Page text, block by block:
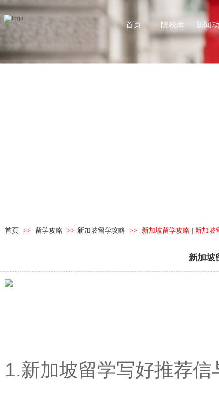
首页 院校库 新闻
首页 >> 留学攻略 >> 新加坡留学攻略 >> 新加坡留学攻略 | 新加坡
新加坡
1.新加坡留学写好推荐信